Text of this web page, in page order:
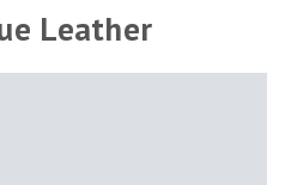
Leather